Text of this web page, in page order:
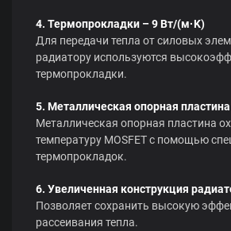
4. Термопрокладки – 9 Вт/(м·K)
Для передачи тепла от силовых
радиатору используются
термопрокладки.
5. Металлическая опорная пластина
Металлическая опорная пластина
температуру MOSFET с помощью
термопрокладок.
6. Увеличенная конструкция
Позволяет сохранить высокую
рассеивания тепла.